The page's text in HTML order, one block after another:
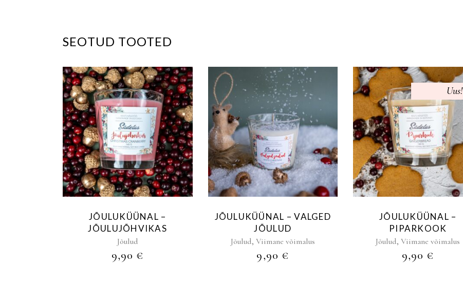
SEOTUD TOOTED
JÕULUKÜÜNAL –
JÕULUJÕHVIKAS
Jõulud
9,90 €
JÕULUKÜÜNAL – VALGED
JÕULUD
Jõulud, Viimane võimalus
9,90 €
Müüdud
Uus!
JÕULUKÜÜNAL –
PIPARKOOK
Jõulud,Viimane võimalus
9,90 €